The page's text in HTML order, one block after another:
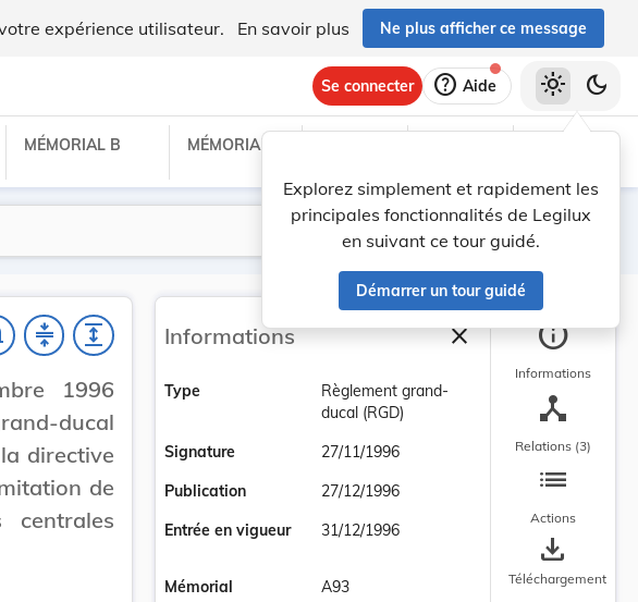
expérience utilisateur. En savoir plus Ne plus afficher ce message
Se connecter help Aide
Explorez simplement et rapidement les
principales fonctionnalités de Legilux
en suivant ce tour guidé.
Démarrer un tour guidé
light_mode dark_mode
MÉMORIAL B MÉMORIAL C
Lancer la recherche
Filtres
compress expand
1996
ducal
directive
de
Informations closeFermer la barre
Type
Règlement grand-
ducal (RGD)
Signature
27/11/1996
Publication
27/12/1996
Entrée en vigueur
31/12/1996
Mémorial A93
info
Informations
device_hub
Relations (3)
list
Actions
save_alt
Téléchargement